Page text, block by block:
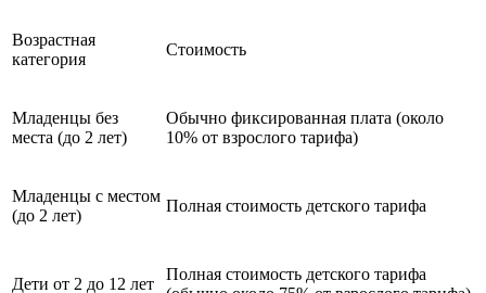
Возрастная
категория
Стоимость
Младенцы без
места (до 2 лет)
Обычно фиксированная плата (около
10% от взрослого тарифа)
Младенцы с местом
(до 2 лет)
Полная стоимость детского тарифа
Дети от 2 до 12 лет
Полная стоимость детского тарифа